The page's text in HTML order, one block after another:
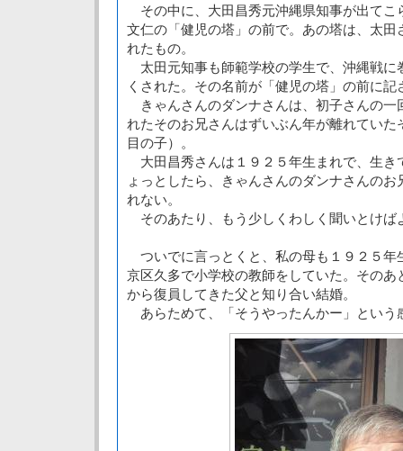
その中に、大田昌秀元沖縄県知事が出てこ
文仁の「健児の塔」の前で。あの塔は、太田
れたもの。
太田元知事も師範学校の学生で、沖縄戦に
くされた。その名前が「健児の塔」の前に記
きゃんさんのダンナさんは、初子さんの一
れたそのお兄さんはずいぶん年が離れてい
目の子）。
大田昌秀さんは１９２５年生まれで、生き
ょっとしたら、きゃんさんのダンナさんの
れない。
そのあたり、もう少しくわしく聞いとけば
ついでに言っとくと、私の母も１９２５年
京区久多で小学校の教師をしていた。そのあ
から復員してきた父と知り合い結婚。
あらためて、「そうやったんかー」という